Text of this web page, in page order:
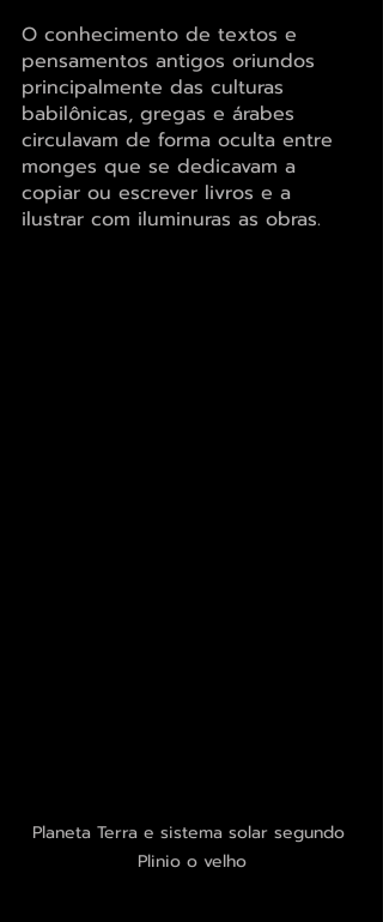
O conhecimento de textos e
pensamentos antigos oriundos
principalmente das culturas
babilônicas, gregas e árabes
circulavam de forma oculta entre
monges que se dedicavam a
copiar ou escrever livros e a
ilustrar com iluminuras as obras.
Planeta Terra e sistema solar segundo
Plinio o velho